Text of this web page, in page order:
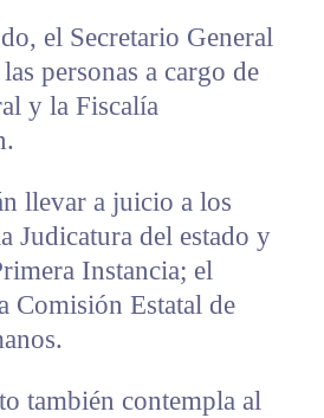
el Secretario General
personas a cargo de
y la Fiscalía
llevar a juicio a los
Judicatura del estado y
Instancia; el
Comisión Estatal de
también contempla al